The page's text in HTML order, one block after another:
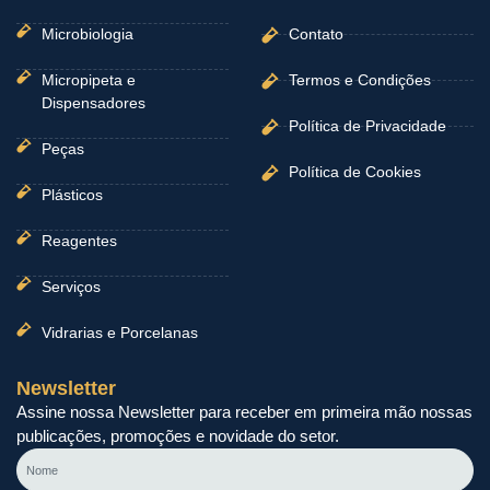
Microbiologia
Micropipeta e
Dispensadores
Peças
Plásticos
Reagentes
Serviços
Vidrarias e Porcelanas
Contato
Termos e Condições
Política de Privacidade
Política de Cookies
Newsletter
Assine nossa Newsletter para receber em primeira mão nossas
publicações, promoções e novidade do setor.
Nome